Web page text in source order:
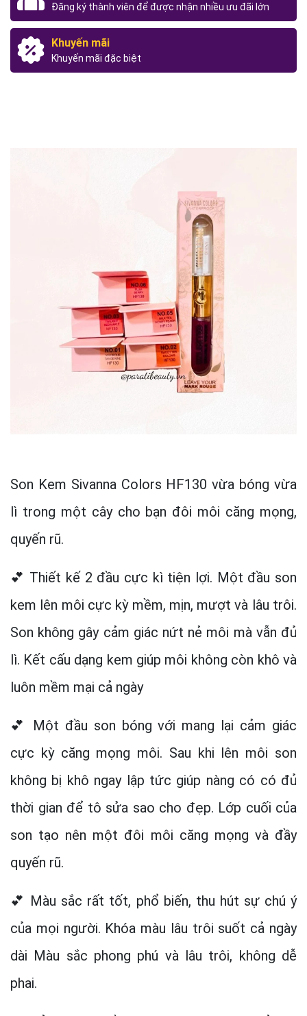
Đăng ký thành viên để được nhận nhiều ưu đãi lớn
Khuyến mãi
Khuyến mãi đặc biệt
Son Kem Sivanna Colors HF130 vừa bóng vừa
lì trong một cây cho bạn đôi môi căng mọng,
quyến rũ.
💕 Thiết kế 2 đầu cực kì tiện lợi. Một đầu son
kem lên môi cực kỳ mềm, mịn, mượt và lâu trôi.
Son không gây cảm giác nứt nẻ môi mà vẫn đủ
lì. Kết cấu dạng kem giúp môi không còn khô và
luôn mềm mại cả ngày
💕 Một đầu son bóng với mang lại cảm giác
cực kỳ căng mọng môi. Sau khi lên môi son
không bị khô ngay lập tức giúp nàng có có đủ
thời gian để tô sửa sao cho đẹp. Lớp cuối của
son tạo nên một đôi môi căng mọng và đầy
quyến rũ.
💕 Màu sắc rất tốt, phổ biến, thu hút sự chú ý
của mọi người. Khóa màu lâu trôi suốt cả ngày
dài Màu sắc phong phú và lâu trôi, không dễ
phai.